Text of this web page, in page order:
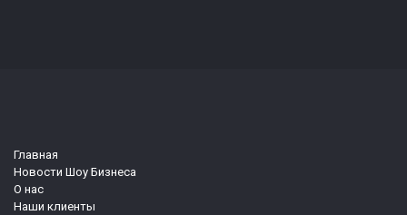
Главная
Новости Шоу Бизнеса
О нас
Наши клиенты